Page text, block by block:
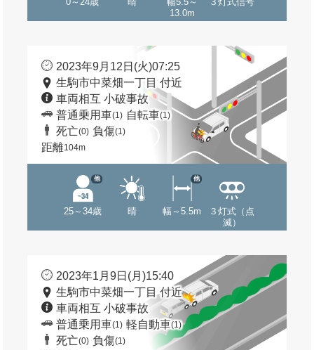
13.0m
2023年9月12日(火)07:25
生駒市中菜畑一丁目 付近
車両相互 小破事故
普通乗用車(1) 自転車(1)
死亡(0) 負傷(1)
距離104m
25～34歳
他
晴 幅～5.5m
他
３灯式（点
滅）
2023年1月9日(月)15:40
生駒市中菜畑一丁目 付近
車両相互 小破事故
普通乗用車(1) 軽自動車(1)
死亡(0) 負傷(1)